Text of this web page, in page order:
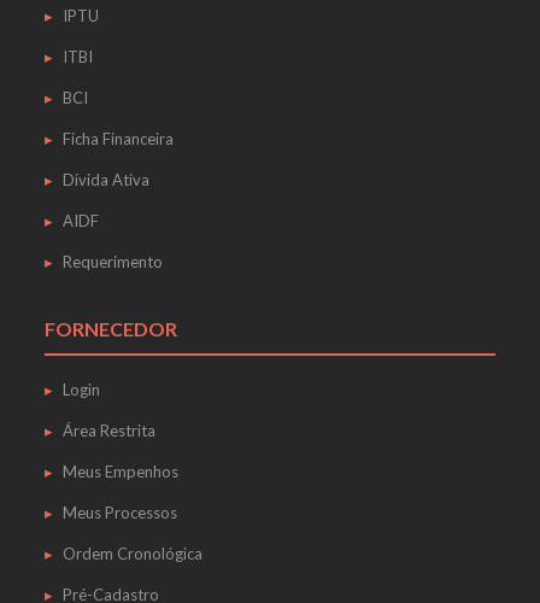
IPTU
ITBI
BCI
Ficha Financeira
Dívida Ativa
AIDF
Requerimento
FORNECEDOR
Login
Área Restrita
Meus Empenhos
Meus Processos
Ordem Cronológica
Pré-Cadastro